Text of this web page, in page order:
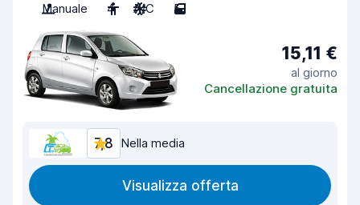
Manuale
4 A/C 5
15,11 €
al giorno
Cancellazione gratuita
7,8 Nella media
Visualizza offerta